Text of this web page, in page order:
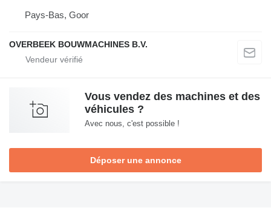
Pays-Bas, Goor
OVERBEEK BOUWMACHINES B.V.
Vous vendez des machines et des
véhicules ?
Avec nous, c'est possible !
Déposer une annonce